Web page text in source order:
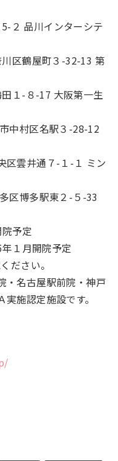
２ 品川インターシテ
川区鶴屋町３-32-13 第
田１-８-17 大阪第一生
中村区名駅３-28-12
区雲井通７-１-１ ミン
区博多駅東２-５-33
予定
１月開院予定
ださい。
・名古屋駅前院・神戸
施認定施設です。